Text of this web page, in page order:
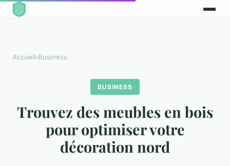
Accueil›Business
BUSINESS
Trouvez des meubles en bois
pour optimiser votre
décoration nord